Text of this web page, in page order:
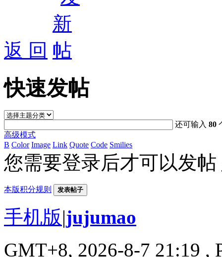
返 回
快速发帖
还可输入80
高级模式
B Color Image Link Quote Code Smilies
您需要登录后才可以发帖
本版积分规则 发表帖子
手机版|jujumao
GMT+8, 2026-8-7 21:19 ,